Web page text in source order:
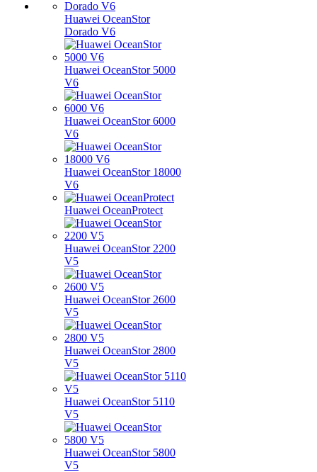
Huawei OceanStor
Dorado V6
Huawei OceanStor 5000
V6
Huawei OceanStor 6000
V6
Huawei OceanStor 18000
V6
Huawei OceanProtect
Huawei OceanStor 2200
V5
Huawei OceanStor 2600
V5
Huawei OceanStor 2800
V5
Huawei OceanStor 5110
V5
Huawei OceanStor 5800
V5